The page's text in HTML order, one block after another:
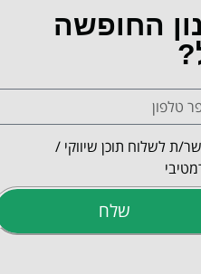
החופשה
ת לשלוח תוכן שיווקי /
שלח